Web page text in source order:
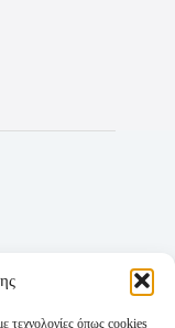
τεχνολογίες όπως cookies